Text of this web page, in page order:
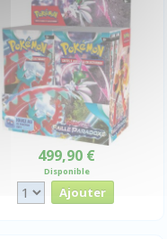
499,90 €
Disponible